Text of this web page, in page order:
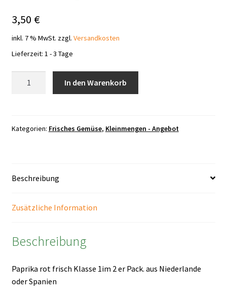
3,50 €
inkl. 7 % MwSt. zzgl. Versandkosten
Lieferzeit: 1 - 3 Tage
er
In den Warenkorb
Kategorien: Frisches Gemüse, Kleinmengen - Angebot
Beschreibung
Zusätzliche Information
Beschreibung
Paprika rot frisch Klasse 1im 2 er Pack. aus Niederlande
oder Spanien